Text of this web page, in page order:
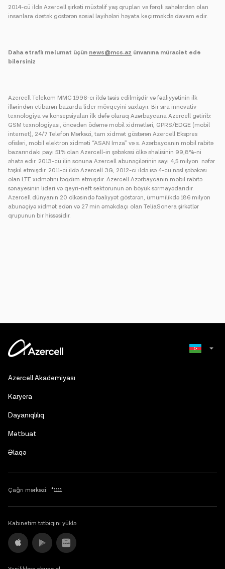
2014-cü ildə Azercell şirkəti müxtəlif yaş qrupları və fərqli sahələrdən olan
insanlara dəstək göstərən sosial layihələri həyata keçirməkdə davam edir.
Daha ətraflı məlumat üçün news@mcs.az ünvanına müraciət edə
bilərsiniz
Azercell Telekom MMC 1996-cı ildə təsis edilmişdir və fəaliyyətinin ilk
illərindən etibarən bazarda lider mövqeyini saxlayır. Bir sıra innovativ
texnologiya və konsepsiyaları ilk dəfə olaraq Azərbaycana Azercell gətirib:
GSM texnologiyası, öncədən ödəmə mobil xidmətləri, GPRS/EDGE (mobil
internet), 24/7 Telefon Mərkəzi, tam xidmət göstərən Azercell Ekspres
ofisləri, mobil elektron xidməti “ASAN İmza” və s. Azərbaycanın mobil rabitə
bazarındakı payı 51% olan Azercell-in şəbəkəsi ölkə əhalisinin 99,8%-ni
əhatə edir. 2013-cü ilin sonuna Azercell abunəçilərinin sayı 4,5 milyon nəfər
təşkil etmişdir. 2011-ci ildə Azercell 3G, 2012-ci ildə isə 4-cü nəsl şəbəkəsi
olan LTE xidmətini təqdim etmişdir. Azercell Azərbaycanın mobil rabitə
sənayesinin lideri və qeyri-neft sektorunun ən böyük sərmayədarıdır.
Azercell dünyanın 20 ölkəsində fəaliyyət göstərən, ümumilikdə 186 milyon
abunəçiyə xidmət edən və 27 min əməkdaçı olan TeliaSonera şirkətlər
qrupunun bir hissəsidir.
Azercell Akademiyası
Karyera
Dayanıqlılıq
Mətbuat
Əlaqə
Çağrı mərkəzi: *1111
Kabinetim tətbiqini yüklə